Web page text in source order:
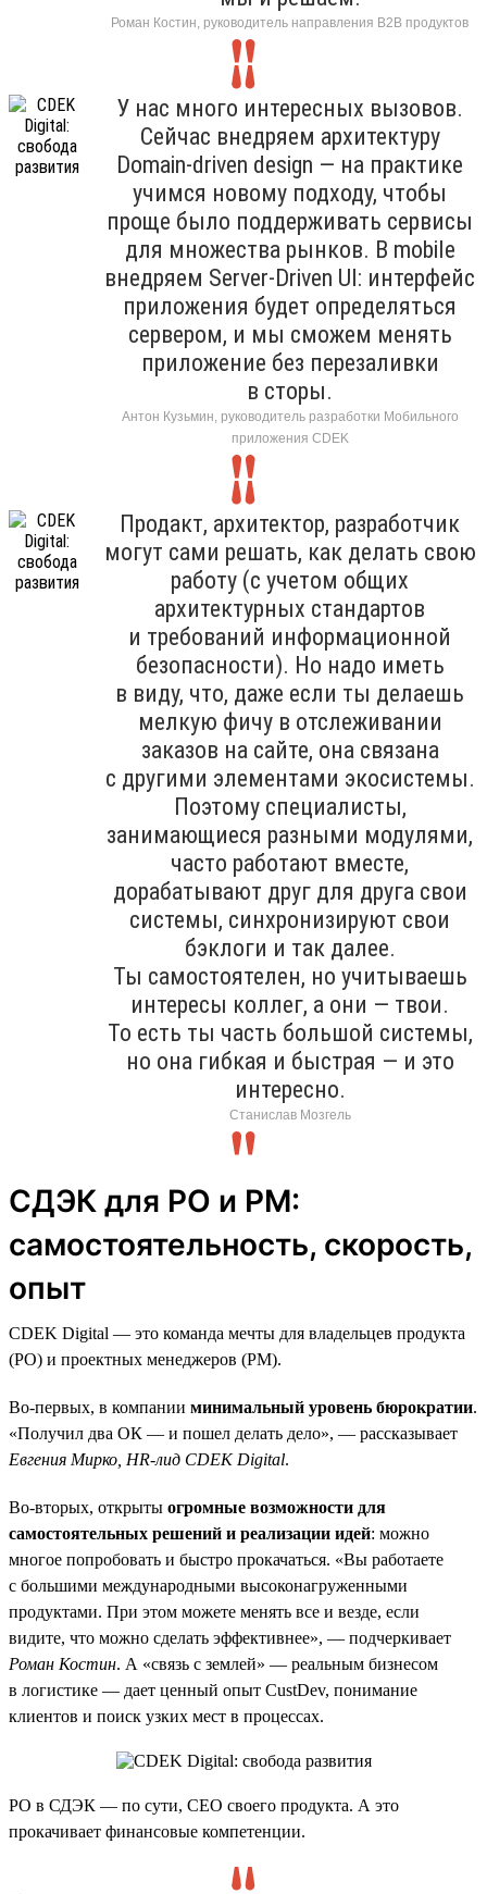
Роман Костин, руководитель направления B2B продуктов
У нас много интересных вызовов.
Сейчас внедряем архитектуру
Domain-driven design — на практике
учимся новому подходу, чтобы
проще было поддерживать сервисы
для множества рынков. В mobile
внедряем Server-Driven UI: интерфейс
приложения будет определяться
сервером, и мы сможем менять
приложение без перезаливки
в сторы.
Антон Кузьмин, руководитель разработки Мобильного
приложения CDEK
Продакт, архитектор, разработчик
могут сами решать, как делать свою
работу (с учетом общих
архитектурных стандартов
и требований информационной
безопасности). Но надо иметь
в виду, что, даже если ты делаешь
мелкую фичу в отслеживании
заказов на сайте, она связана
с другими элементами экосистемы.
Поэтому специалисты,
занимающиеся разными модулями,
часто работают вместе,
дорабатывают друг для друга свои
системы, синхронизируют свои
бэклоги и так далее.
Ты самостоятелен, но учитываешь
интересы коллег, а они — твои.
То есть ты часть большой системы,
но она гибкая и быстрая — и это
интересно.
Станислав Мозгель
СДЭК для PO и PM:
самостоятельность, скорость,
опыт
CDEK Digital — это команда мечты для владельцев продукта
(PO) и проектных менеджеров (PM).
Во-первых, в компании минимальный уровень бюрократии.
«Получил два ОК — и пошел делать дело», — рассказывает
Евгения Мирко, HR-лид CDEK Digital.
Во-вторых, открыты огромные возможности для
самостоятельных решений и реализации идей: можно
многое попробовать и быстро прокачаться. «Вы работаете
с большими международными высоконагруженными
продуктами. При этом можете менять все и везде, если
видите, что можно сделать эффективнее», — подчеркивает
Роман Костин. А «связь с землей» — реальным бизнесом
в логистике — дает ценный опыт CustDev, понимание
клиентов и поиск узких мест в процессах.
PO в СДЭК — по сути, CEO своего продукта. А это
прокачивает финансовые компетенции.